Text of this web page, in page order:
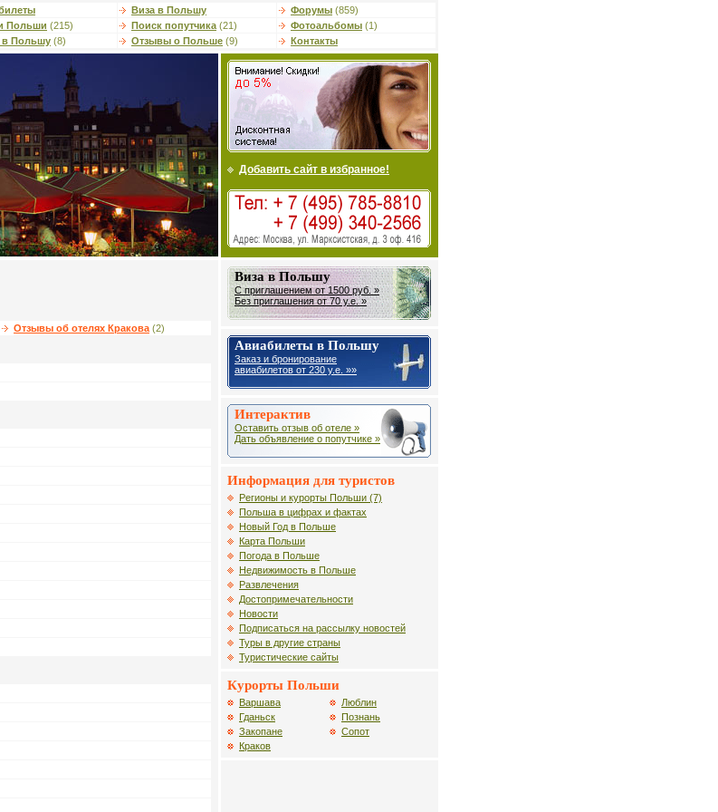
Виза в Польшу Форумы (859)
Польши (215) Поиск попутчика (21) Фотоальбомы (1)
в Польшу (8) Отзывы о Польше (9) Контакты
Добавить сайт в избранное!
Отзывы об отелях Кракова(2)
Виза в Польшу
С приглашением от 1500 руб. »
Без приглашения от 70 у.е. »
Авиабилеты в Польшу
Заказ и бронирование
авиабилетов от 230 у.е. »»
Интерактив
Оставить отзыв об отеле »
Дать объявление о попутчике »
Информация для туристов
Регионы и курорты Польши (7)
Польша в цифрах и фактах
Новый Год в Польше
Карта Польши
Погода в Польше
Недвижимость в Польше
Развлечения
Достопримечательности
Новости
Подписаться на рассылку новостей
Туры в другие страны
Туристические сайты
Курорты Польши
Варшава
Гданьск
Закопане
Краков
Люблин
Познань
Сопот